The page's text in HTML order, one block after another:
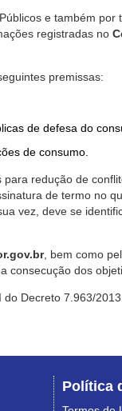
e também por
registradas no
premissas:
de defesa do
de consumo.
redução de
de termo no
vez, deve se
, bem como
consecução dos
Decreto 7.963/2013.
Política